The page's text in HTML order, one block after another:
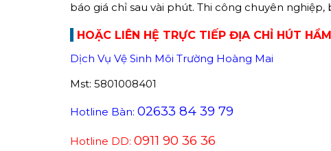
báo giá chỉ sau vài phút. Thi công chuyên nghiệp,
HOẶC LIÊN HỆ TRỰC TIẾP ĐỊA CHỈ HÚT
Dịch Vụ Vệ Sinh Môi Trường Hoàng Mai
Mst: 5801008401
Hotline Bàn: 02633 84 39 79
Hotline DD: 0911 90 36 36